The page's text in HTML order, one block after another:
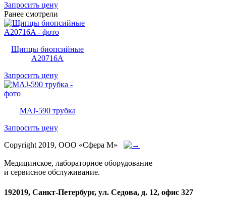
Запросить цену
Ранее смотрели
Щипцы биопсийные
A20716A
Запросить цену
MAJ-590 трубка
Запросить цену
Copyright 2019, ООО «Сфера М»
Медицинское, лабораторное оборудование
и сервисное обслуживание.
192019, Санкт-Петербург, ул. Седова, д. 12, офис 327